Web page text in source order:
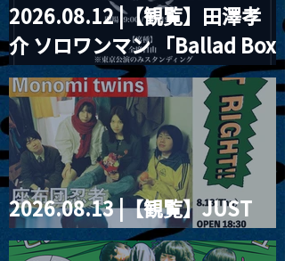
2026.08.12 |【観覧】田澤孝
介 ソロワンマン 「Ballad Box
2026」
2026.08.13 |【観覧】JUST
RIGHT!! vol.26